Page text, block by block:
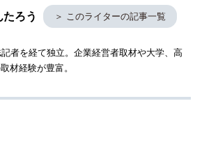
ろう ＞ このライターの記事一覧
者を経て独立。企業経営者取材や大学、高
材経験が豊富。